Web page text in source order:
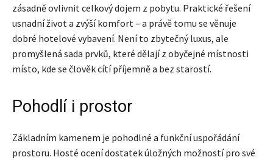
zásadně ovlivnit celkový dojem z pobytu. Praktické řešení
usnadní život a zvýší komfort – a právě tomu se věnuje
dobré hotelové vybavení. Není to zbytečný luxus, ale
promyšlená sada prvků, které dělají z obyčejné místnosti
místo, kde se člověk cítí příjemně a bez starostí.
Pohodlí i prostor
Základním kamenem je pohodlné a funkční uspořádání
prostoru. Hosté ocení dostatek úložných možností pro své